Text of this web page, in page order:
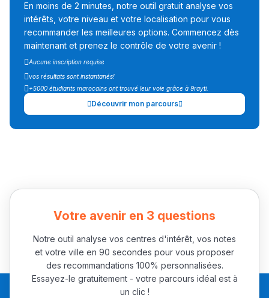
Ki Derti Liha
باش تقدر تساعد الناس
يلقاو التوازن من الدّاخل
القراية و الخدمة فمجال
مريم الزواكي
مسار عبد العزيز فتيشي،
المبدع فمجال الديكور و
النحت اللي كيحلم يحيي
En moins de 2 minutes, notre outil gratuit analyse vos
intérêts, votre niveau et votre localisation pour vous
recommander les meilleures options. Commencez dès
maintenant et prenez le contrôle de votre avenir !
Aucune inscription requise
vos résultats sont instantanés!
+5000 étudiants marocains ont trouvé leur voie grâce à 9rayti.
Découvrir mon parcours
Votre avenir en 3 questions
Notre outil analyse vos centres d'intérêt, vos notes
et votre ville en 90 secondes pour vous proposer
des recommandations 100% personnalisées.
Essayez-le gratuitement - votre parcours idéal est à
un clic !